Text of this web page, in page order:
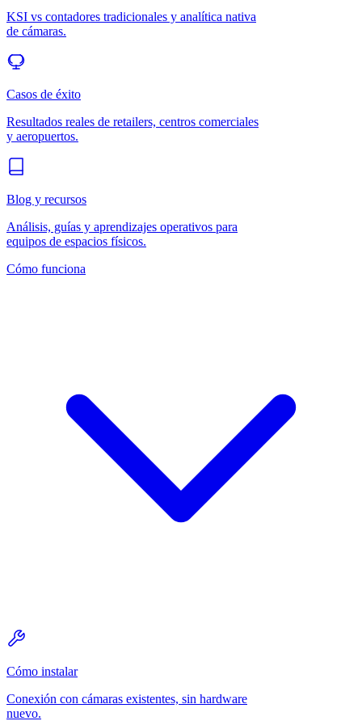
KSI vs contadores tradicionales y analítica nativa
de cámaras.
Casos de éxito
Resultados reales de retailers, centros comerciales
y aeropuertos.
Blog y recursos
Análisis, guías y aprendizajes operativos para
equipos de espacios físicos.
Cómo funciona
Cómo instalar
Conexión con cámaras existentes, sin hardware
nuevo.